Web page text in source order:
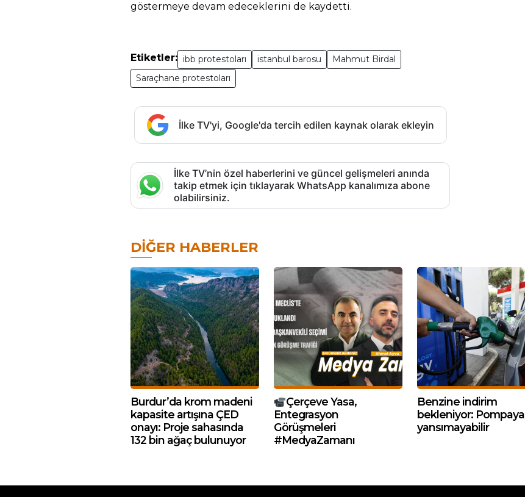
göstermeye devam edeceklerini de kaydetti.
Etiketler: ibb protestoları istanbul barosu
Mahmut Birdal
Saraçhane protestoları
İlke TV'yi, Google'da tercih edilen kaynak olarak ekleyin
İlke TV’nin özel haberlerini ve güncel gelişmeleri anında
takip etmek için tıklayarak WhatsApp kanalımıza abone
olabilirsiniz.
DIĞER HABERLER
Burdur’da krom madeni
kapasite artışına ÇED
onayı: Proje sahasında
132 bin ağaç bulunuyor
Çerçeve Yasa,
Entegrasyon
Görüşmeleri
#MedyaZamanı
Benzine indirim
bekleniyor: Pompaya
yansımayabilir